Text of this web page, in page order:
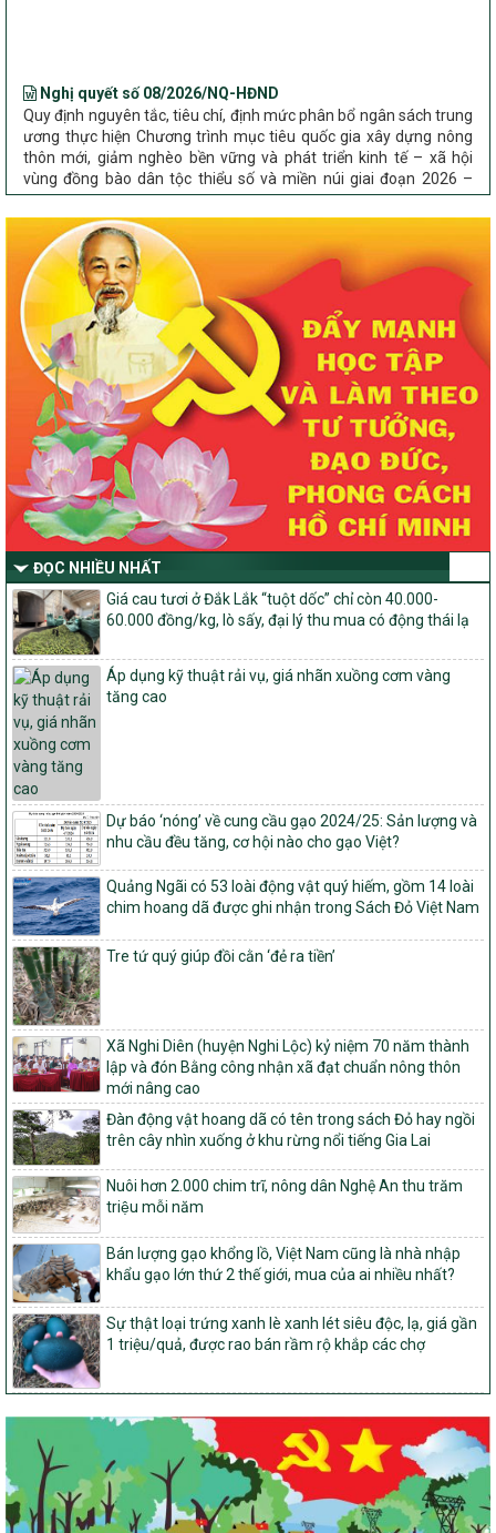
Quy định nguyên tắc, tiêu chí, định mức phân bổ ngân sách trung
ương thực hiện Chương trình mục tiêu quốc gia xây dựng nông
thôn mới, giảm nghèo bền vững và phát triển kinh tế – xã hội
vùng đồng bào dân tộc thiểu số và miền núi giai đoạn 2026 –
2030 trên địa bàn tỉnh Nghệ An
về đẩy mạnh thực hiện Chương trình mục tiêu quốc gia xây dựng
nông thôn mới, giảm nghèo bền vững và phát triển kinh tế – xã
hội vùng đồng bào dân tộc thiểu số và miền núi giai đoạn 2026 –
2030 trên địa bàn tỉnh Nghệ An
Quyết định số 2490/QĐ-UBND
Về việc thành lập Ban Chỉ đạo Chương trình mục tiều quốc gia xây
dựng nông thôn mới, giảm nghèo bền vững và phát triển kinh tế –
xã hội vùng đồng bào dân tộc thiểu số và miền núi giai đoạn 2026
-2030 tỉnh Nghệ An
Thông tư Số 23/2026/TT-BNNMT
Thông tư Hướng dẫn thực hiện một số nội dung Chương trình
mục tiêu quốc gia xây dựng nông thôn mới, giảm nghèo bền
vững và phát triển kinh tế – xã hội vùng đồng bào dân tộc thiểu
số và miền núi giai đoạn 2026-2030 thuộc phạm vi quản lý nhà
nước của Bộ Nông nghiệp và Môi trường
Quyết định số: 26/2026/QĐ-TTg
Quyết định ban hành Bộ tiêu chí và quy trình đánh giá, phân hạng
sản phẩm Mỗi xã một sản phẩm
số: 19/2026/QĐ-TTg
Quy định điều kiện, trình tự, thủ tục, hồ sơ xét, công nhận, công bố
và thu hồi quyết định công nhận xã đạt chuẩn nông thôn mới, xã
đạt nông thôn mới hiện đại và tỉnh, thành phố hoàn thành nhiệm
vụ xây dựng nông thôn mới giai đoạn 2026 – 2030
Quyết định số 16/2026/QĐ-TTg
Quy định nguyên tắc, tiêu chí, định mức phân bổ ngân sách trung
ương và tỉ lệ vốn đối ứng ngân sách của địa phương thực hiện
Chương trình mục tiêu quốc gia xây dựng nông thôn mới, giảm
nghèo bền vững và phát triển kinh tế – xã hội vùng đồng bào dân
tộc thiểu số và miền núi giai đoạn 2026 – 2030
1451/QĐ-UBND
Phê duyệt danh sách các xã thuộc nhóm 1, nhóm 2, nhóm 3
trong xây dựng nông thôn mới giai đoạn 2026-2030 trên địa bàn
tỉnh Nghệ An
103/PTNT-NTM
Về việc đăng ký thực hiện Dự án liên kết theo chuỗi giá trị thuộc
Dự án 2 – Chương trình Mục tiêu quốc gia Giảm nghèo bền vững
giai đoạn 2021-2025 được kéo dài sang năm 2026
827/QĐ-BNNMT
Quyết định Ban hành Kế hoạch triển khai thực hiện Chương trình
mục tiêu quốc gia xây dựng nông thôn mới, giảm nghèo bền
vững và phát triển kinh tế – xã hội vùng đồng bào dân tộc thiểu
số và miền núi giai đoạn 2026-2035, giai đoạn I: Từ năm 2026
đến năm 2030
14/2026/TT-BNNMT
Hướng dẫn thực hiện một số nội dung tiêu chí, điều kiện thuộc Bộ
tiêu chí quốc gia về nông thôn mới giai đoạn 2026 – 2030 thuộc
phạm vi quản lý nhà nước của Bộ Nông nghiệp và Môi trường
417/QĐ-BNNMT
Phê duyệt Chương trình mục tiêu quốc gia xây dựng nông thôn
mới, giảm nghèo bền vững và phát triển kinh tế – xã hội vùng
đồng bào dân tộc thiểu số và miền núi giai đoạn 2026-2035, giai
đoạn I: Từ năm 2026 đến năm 2030
Nghị quyết số 08/2026/NQ-HĐND
Quy định nguyên tắc, tiêu chí, định mức phân bổ ngân sách trung
ĐỌC NHIỀU NHẤT
Giá cau tươi ở Đắk Lắk “tuột dốc” chỉ còn 40.000-
60.000 đồng/kg, lò sấy, đại lý thu mua có động thái lạ
Áp dụng kỹ thuật rải vụ, giá nhãn xuồng cơm vàng
tăng cao
Dự báo ‘nóng’ về cung cầu gạo 2024/25: Sản lượng và
nhu cầu đều tăng, cơ hội nào cho gạo Việt?
Quảng Ngãi có 53 loài động vật quý hiếm, gồm 14 loài
chim hoang dã được ghi nhận trong Sách Đỏ Việt Nam
Tre tứ quý giúp đồi cằn ‘đẻ ra tiền’
Xã Nghi Diên (huyện Nghi Lộc) kỷ niệm 70 năm thành
lập và đón Bằng công nhận xã đạt chuẩn nông thôn
mới nâng cao
Đàn động vật hoang dã có tên trong sách Đỏ hay ngồi
trên cây nhìn xuống ở khu rừng nổi tiếng Gia Lai
Nuôi hơn 2.000 chim trĩ, nông dân Nghệ An thu trăm
triệu mỗi năm
Bán lượng gạo khổng lồ, Việt Nam cũng là nhà nhập
khẩu gạo lớn thứ 2 thế giới, mua của ai nhiều nhất?
Sự thật loại trứng xanh lè xanh lét siêu độc, lạ, giá gần
1 triệu/quả, được rao bán rầm rộ khắp các chợ